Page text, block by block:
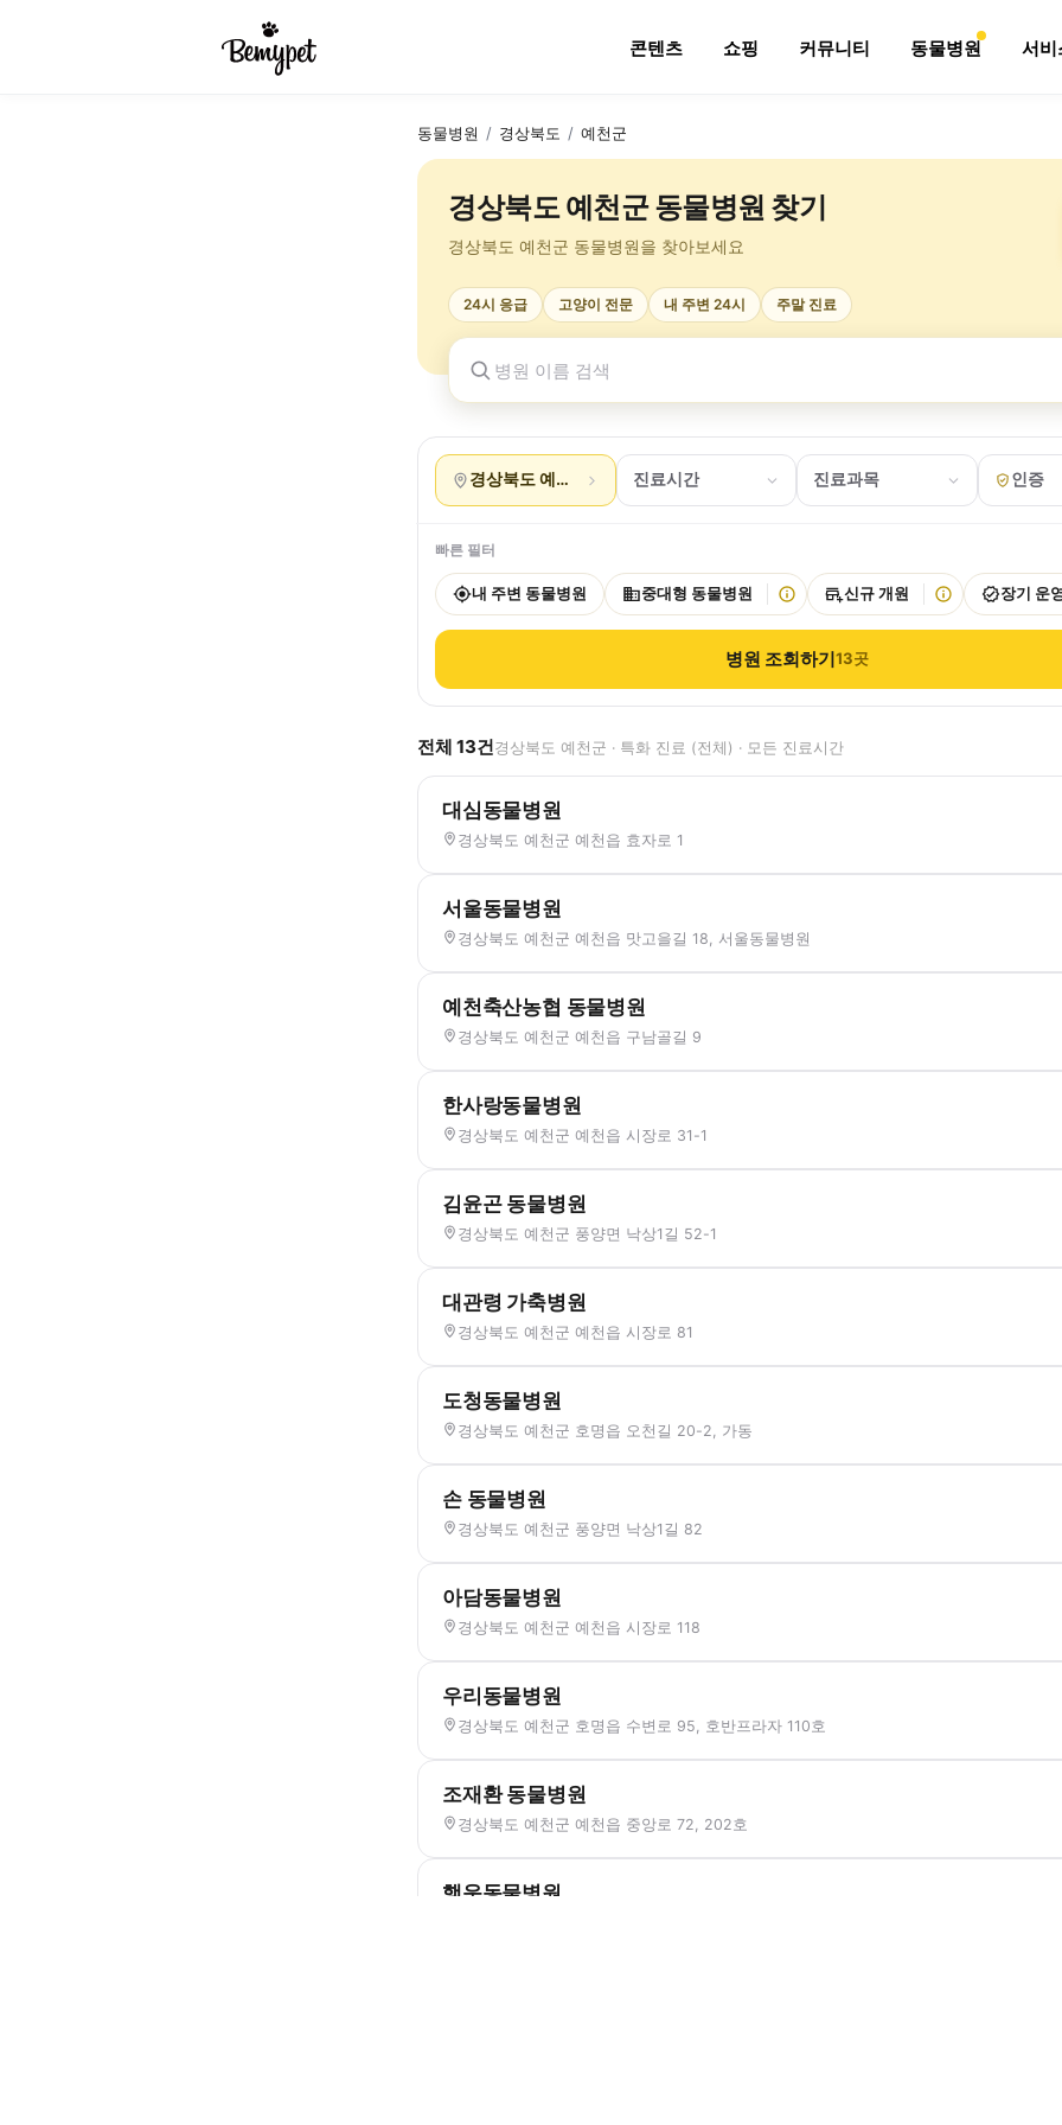
콘텐츠 쇼핑 커뮤니티 동물병원 서비
동물병원 / 경상북도 / 예천군
경상북도 예천군 동물병원 찾기
경상북도 예천군 동물병원을 찾아보세요
24시 응급 고양이 전문 내 주변 24시 주말 진료
경상북도 예천군 진료시간 진료과목 인증
빠른 필터
내 주변 동물병원 중대형 동물병원 신규 개원 장기 운
병원 조회하기13곳
전체 13건경상북도 예천군 · 특화 진료 (전체) · 모든 진료시간
대심동물병원
경상북도 예천군 예천읍 효자로 1
서울동물병원
경상북도 예천군 예천읍 맛고을길 18, 서울동물병원
예천축산농협 동물병원
경상북도 예천군 예천읍 구남골길 9
한사랑동물병원
경상북도 예천군 예천읍 시장로 31-1
김윤곤 동물병원
경상북도 예천군 풍양면 낙상1길 52-1
대관령 가축병원
경상북도 예천군 예천읍 시장로 81
도청동물병원
경상북도 예천군 호명읍 오천길 20-2, 가동
손 동물병원
경상북도 예천군 풍양면 낙상1길 82
아담동물병원
경상북도 예천군 예천읍 시장로 118
우리동물병원
경상북도 예천군 호명읍 수변로 95, 호반프라자 110호
조재환 동물병원
경상북도 예천군 예천읍 중앙로 72, 202호
행운동물병원